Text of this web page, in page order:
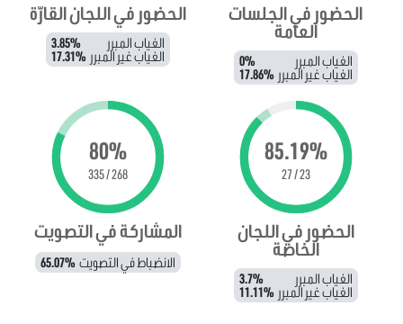
الحضور في الجلسات
العامة
الغياب المبرر 0%
الغياب غير المبرر 17.86%
الحضور في اللجان القارّة
الغياب المبرر 3.85%
الغياب غير المبرر 17.31%
85.19%
23 / 27
الحضور في اللجان
الخاصة
الغياب المبرر 3.7%
الغياب غير المبرر 11.11%
80%
268 / 335
المشاركة في التصويت
الانضباط في التصويت 65.07%